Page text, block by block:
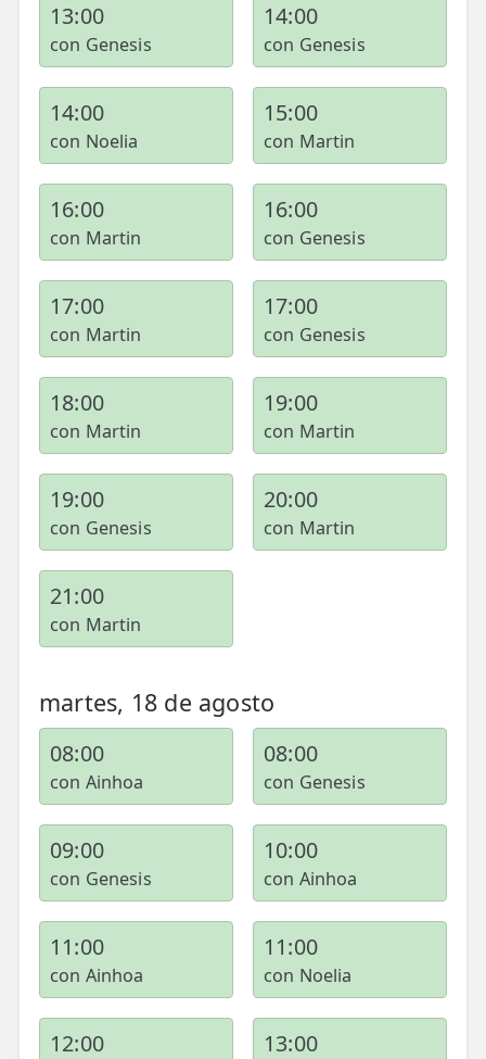
13:00
con Genesis
14:00
con Genesis
14:00
con Noelia
15:00
con Martin
16:00
con Martin
16:00
con Genesis
17:00
con Martin
17:00
con Genesis
18:00
con Martin
19:00
con Martin
19:00
con Genesis
20:00
con Martin
21:00
con Martin
martes, 18 de agosto
08:00
con Ainhoa
08:00
con Genesis
09:00
con Genesis
10:00
con Ainhoa
11:00
con Ainhoa
11:00
con Noelia
12:00 13:00